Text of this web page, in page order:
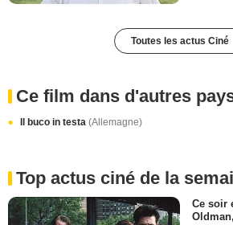
Toutes les actus Ciné
Ce film dans d'autres
Il buco in testa (Allemagne)
Top actus ciné de la
Ce soir